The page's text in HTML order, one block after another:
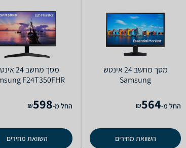
מסך מחשב ‏24 ‏אינטש
Samsung
החל מ-564
₪
השוואת מחירים
מסך מחשב
F24T350FHR
החל מ-598
₪
השוואת מחירים